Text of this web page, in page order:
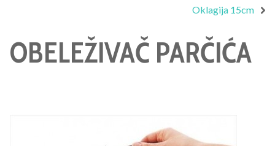
Oklagija 15cm
OBELEŽIVAČ PARČIĆA